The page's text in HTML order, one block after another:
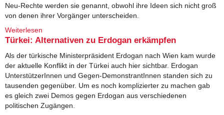
Neu-Rechte werden sie genannt, obwohl ihre Ideen sich nicht groß
von denen ihrer Vorgänger unterscheiden.
Weiterlesen
der neuen Rechten
Türkei: Alternativen zu Erdogan erkämpfen
Als der türkische Ministerpräsident Erdogan nach Wien kam wurde
der aktuelle Konflikt in der Türkei auch hier sichtbar. Erdogan
UnterstützerInnen und Gegen-DemonstrantInnen standen sich zu
tausenden gegenüber. Um es noch komplizierter zu machen gab
es gleich zwei Demos gegen Erdogan aus verschiedenen
politischen Zugängen.